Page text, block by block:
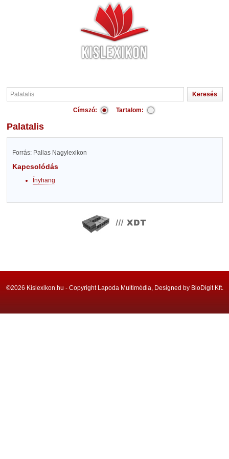
Címszó: Tartalom:
Palatalis
Forrás: Pallas Nagylexikon
Kapcsolódás
Ínyhang
©2026 Kislexikon.hu - Copyright Lapoda Multimédia, Designed by BioDigit Kft.